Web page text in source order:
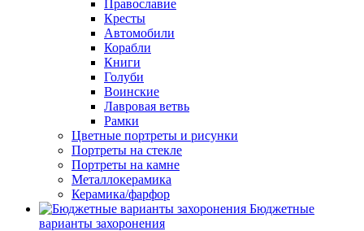
Православие
Кресты
Автомобили
Корабли
Книги
Голуби
Воинские
Лавровая ветвь
Рамки
Цветные портреты и рисунки
Портреты на стекле
Портреты на камне
Металлокерамика
Керамика/фарфор
Бюджетные
варианты захоронения